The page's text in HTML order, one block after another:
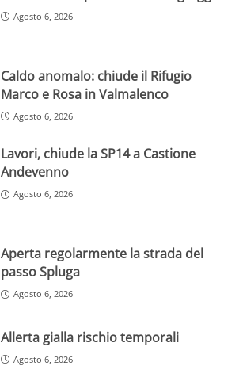
Agosto 6, 2026
Caldo anomalo: chiude il Rifugio
Marco e Rosa in Valmalenco
Agosto 6, 2026
Lavori, chiude la SP14 a Castione
Andevenno
Agosto 6, 2026
Aperta regolarmente la strada del
passo Spluga
Agosto 6, 2026
Allerta gialla rischio temporali
Agosto 6, 2026